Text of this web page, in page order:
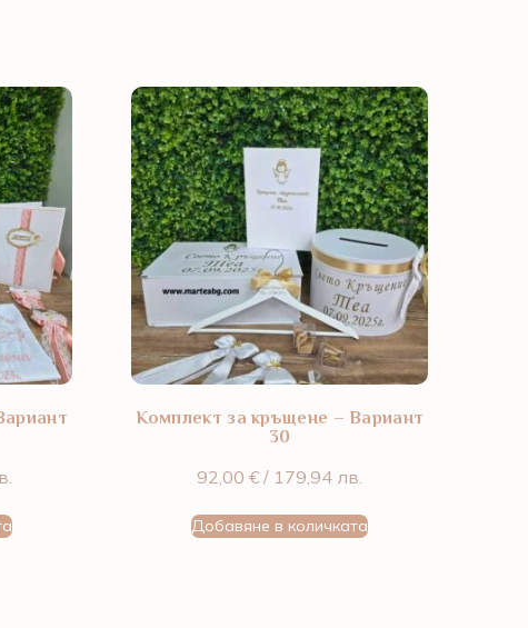
Комплект за кръщене – Вариант
30
92,00 €/ 179,94 лв.
Добавяне в количката